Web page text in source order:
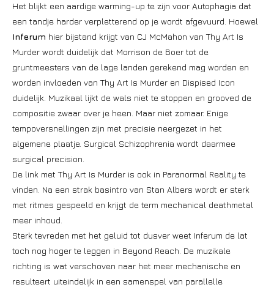
Het blijkt een aardige warming-up te zijn voor Autophagia dat
een tandje harder verpletterend op je wordt afgevuurd. Hoewel
Inferum hier bijstand krijgt van CJ McMahon van Thy Art Is
Murder wordt duidelijk dat Morrison de Boer tot de
gruntmeesters van de lage landen gerekend mag worden en
worden invloeden van Thy Art Is Murder en Dispised Icon
duidelijk. Muzikaal lijkt de wals niet te stoppen en grooved de
compositie zwaar over je heen. Maar niet zomaar. Enige
tempoversnellingen zijn met precisie neergezet in het
algemene plaatje. Surgical Schizophrenia wordt daarmee
surgical precision.
De link met Thy Art Is Murder is ook in Paranormal Reality te
vinden. Na een strak basintro van Stan Albers wordt er sterk
met ritmes gespeeld en krijgt de term mechanical deathmetal
meer inhoud.
Sterk tevreden met het geluid tot dusver weet Inferum de lat
toch nog hoger te leggen in Beyond Reach. De muzikale
richting is wat verschoven naar het meer mechanische en
resulteert uiteindelijk in een samenspel van parallelle